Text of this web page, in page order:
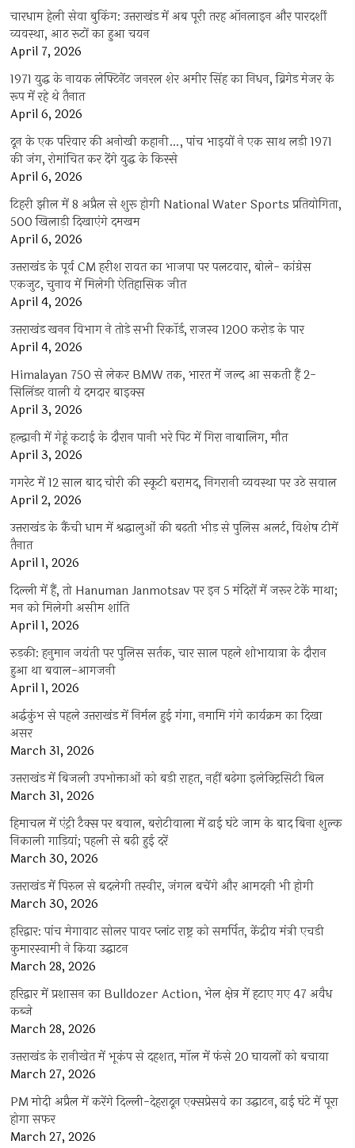
चारधाम हेली सेवा बुकिंग: उत्तराखंड में अब पूरी तरह ऑनलाइन और पारदर्शी
व्यवस्था, आठ रूटों का हुआ चयन
April 7, 2026
1971 युद्ध के नायक लेफ्टिनेंट जनरल शेर अमीर सिंह का निधन, ब्रिगेड मेजर के
रूप में रहे थे तैनात
April 6, 2026
दून के एक परिवार की अनोखी कहानी…, पांच भाइयों ने एक साथ लड़ी 1971
की जंग, रोमांचित कर देंगे युद्ध के किस्से
April 6, 2026
टिहरी झील में 8 अप्रैल से शुरू होगी National Water Sports प्रतियोगिता,
500 खिलाड़ी दिखाएंगे दमखम
April 6, 2026
उत्तराखंड के पूर्व CM हरीश रावत का भाजपा पर पलटवार, बोले- कांग्रेस
एकजुट, चुनाव में मिलेगी ऐतिहासिक जीत
April 4, 2026
उत्तराखंड खनन विभाग ने तोड़े सभी रिकॉर्ड, राजस्व 1200 करोड़ के पार
April 4, 2026
Himalayan 750 से लेकर BMW तक, भारत में जल्द आ सकती हैं 2-
सिलिंडर वाली ये दमदार बाइक्स
April 3, 2026
हल्द्वानी में गेहूं कटाई के दौरान पानी भरे पिट में गिरा नाबालिग, मौत
April 3, 2026
गगरेट में 12 साल बाद चोरी की स्कूटी बरामद, निगरानी व्यवस्था पर उठे सवाल
April 2, 2026
उत्तराखंड के कैंची धाम में श्रद्धालुओं की बढ़ती भीड़ से पुलिस अलर्ट, विशेष टीमें
तैनात
April 1, 2026
दिल्ली में हैं, तो Hanuman Janmotsav पर इन 5 मंदिरों में जरूर टेकें माथा;
मन को मिलेगी असीम शांति
April 1, 2026
रुड़की: हनुमान जयंती पर पुलिस सर्तक, चार साल पहले शोभायात्रा के दौरान
हुआ था बवाल-आगजनी
April 1, 2026
अर्द्धकुंभ से पहले उत्तराखंड में निर्मल हुई गंगा, नमामि गंगे कार्यक्रम का दिखा
असर
March 31, 2026
उत्तराखंड में बिजली उपभोक्ताओं को बड़ी राहत, नहीं बढ़ेगा इलेक्ट्रिसिटी बिल
March 31, 2026
हिमाचल में एंट्री टैक्स पर बवाल, बरोटीवाला में ढाई घंटे जाम के बाद बिना शुल्क
निकाली गाड़ियां; पहली से बढ़ी हुई दरें
March 30, 2026
उत्तराखंड में पिरुल से बदलेगी तस्वीर, जंगल बचेंगे और आमदनी भी होगी
March 30, 2026
हरिद्वार: पांच मेगावाट सोलर पावर प्लांट राष्ट्र को समर्पित, केंद्रीय मंत्री एचडी
कुमारस्वामी ने किया उद्घाटन
March 28, 2026
हरिद्वार में प्रशासन का Bulldozer Action, भेल क्षेत्र में हटाए गए 47 अवैध
कब्जे
March 28, 2026
उत्तराखंड के रानीखेत में भूकंप से दहशत, मॉल में फंसे 20 घायलों को बचाया
March 27, 2026
PM मोदी अप्रैल में करेंगे दिल्ली-देहरादून एक्सप्रेसवे का उद्घाटन, ढाई घंटे में पूरा
होगा सफर
March 27, 2026